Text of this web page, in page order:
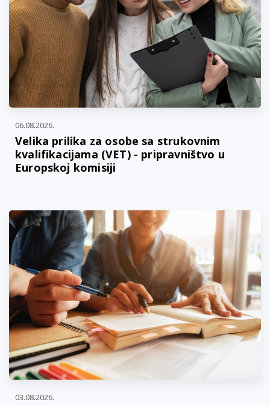
06.08.2026.
Velika prilika za osobe sa strukovnim
kvalifikacijama (VET) - pripravništvo u
Europskoj komisiji
03.08.2026.